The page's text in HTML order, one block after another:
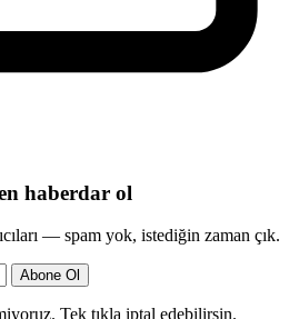
haberdar ol
— spam yok, istediğin zaman çık.
Abone Ol
Tek tıkla iptal edebilirsin.